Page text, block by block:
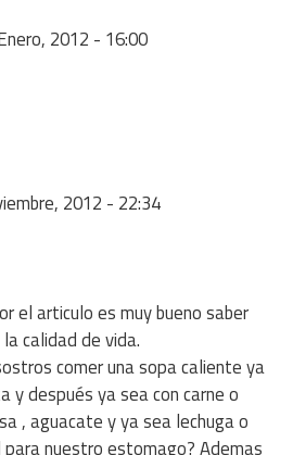
2012 - 16:00
2012 - 22:34
el articulo es muy bueno saber
calidad de vida.
comer una sopa caliente ya
y después ya sea con carne o
, aguacate y ya sea lechuga o
nuestro estomago? Ademas